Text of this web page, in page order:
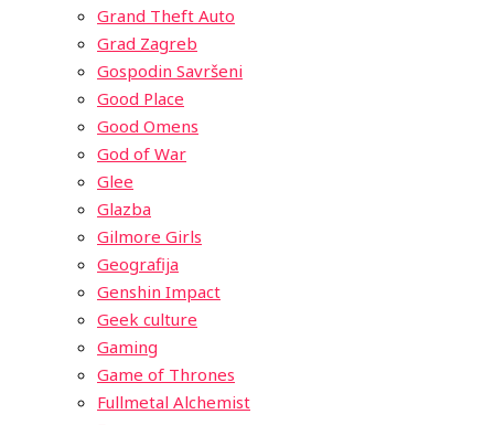
Grand Theft Auto
Grad Zagreb
Gospodin Savršeni
Good Place
Good Omens
God of War
Glee
Glazba
Gilmore Girls
Geografija
Genshin Impact
Geek culture
Gaming
Game of Thrones
Fullmetal Alchemist